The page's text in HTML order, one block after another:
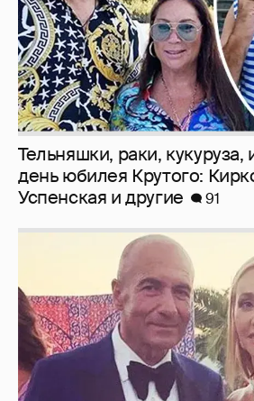
Тельняшки, раки, кукуруза,
день юбилея Крутого:
Успенская и другие
91